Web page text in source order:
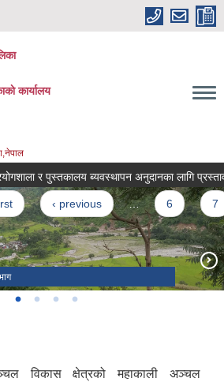
कार्यालय
र पुस्तकालय ब्यवस्थापन अनुदानका लागि प्रस्ताव
‹ previous … 6 7
विकास क्षेत्रको महाकाली अञ्चल